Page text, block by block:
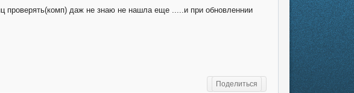
проверять(комп) даж не знаю не нашла еще .....и при обновленнии
Поделиться